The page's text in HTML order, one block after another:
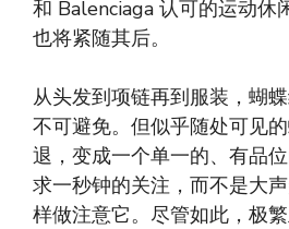
和 Balenciaga 认可的运动休
也将紧随其后。
从头发到项链再到服装，蝴
不可避免。但似乎随处可见
退，变成一个单一的、有品
求一秒钟的关注，而不是大
样做注意它。尽管如此，极